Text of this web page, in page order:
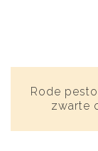
Rode
zwarte